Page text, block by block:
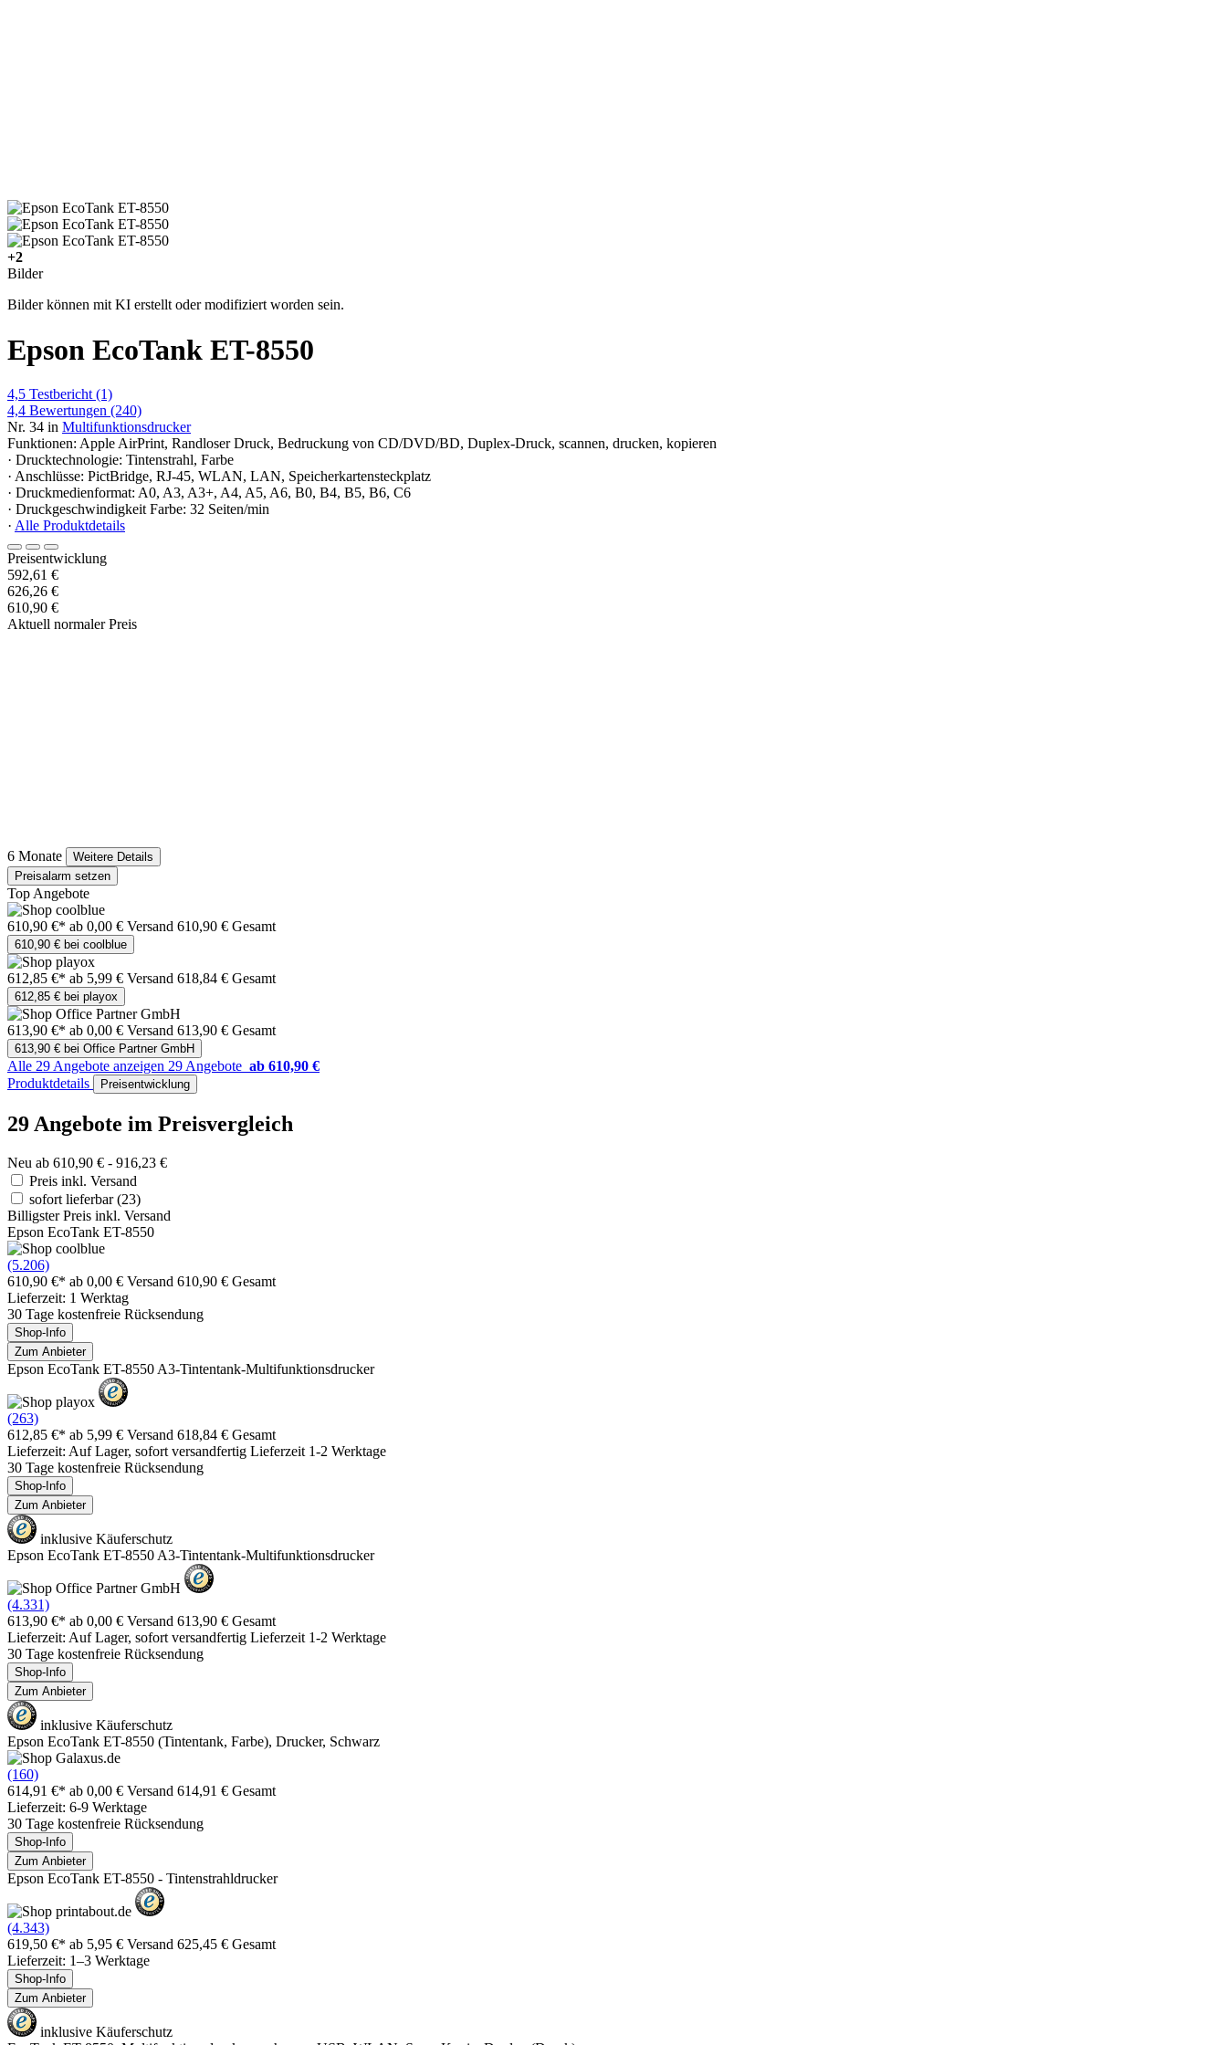
+2
Bilder
Bilder können mit KI erstellt oder modifiziert worden sein.
Epson EcoTank ET-8550
4,5 Testbericht (1)
4,4 Bewertungen (240)
Nr. 34 in Multifunktionsdrucker
Funktionen: Apple AirPrint, Randloser Druck, Bedruckung von CD/DVD/BD, Duplex-Druck, scannen, drucken, kopieren
· Drucktechnologie: Tintenstrahl, Farbe
· Anschlüsse: PictBridge, RJ-45, WLAN, LAN, Speicherkartensteckplatz
· Druckmedienformat: A0, A3, A3+, A4, A5, A6, B0, B4, B5, B6, C6
· Druckgeschwindigkeit Farbe: 32 Seiten/min
· Alle Produktdetails
Preisentwicklung
592,61 €
626,26 €
610,90 €
Aktuell normaler Preis
6 Monate
Weitere Details
Preisalarm setzen
Top Angebote
610,90 €* ab 0,00 € Versand 610,90 € Gesamt
610,90 € bei coolblue
612,85 €* ab 5,99 € Versand 618,84 € Gesamt
612,85 € bei playox
613,90 €* ab 0,00 € Versand 613,90 € Gesamt
613,90 € bei Office Partner GmbH
Alle 29 Angebote anzeigen 29 Angebote ab 610,90 €
Produktdetails
Preisentwicklung
29 Angebote im Preisvergleich
Neu ab 610,90 € - 916,23 €
Preis inkl. Versand
sofort lieferbar(23)
Billigster Preis inkl. Versand
Epson EcoTank ET-8550
(5.206)
610,90 €* ab 0,00 € Versand 610,90 € Gesamt
Lieferzeit: 1 Werktag
30 Tage kostenfreie Rücksendung
Shop-Info
Zum Anbieter
Epson EcoTank ET-8550 A3-Tintentank-Multifunktionsdrucker
(263)
612,85 €* ab 5,99 € Versand 618,84 € Gesamt
Lieferzeit: Auf Lager, sofort versandfertig Lieferzeit 1-2 Werktage
30 Tage kostenfreie Rücksendung
Shop-Info
Zum Anbieter
inklusive Käuferschutz
Epson EcoTank ET-8550 A3-Tintentank-Multifunktionsdrucker
(4.331)
613,90 €* ab 0,00 € Versand 613,90 € Gesamt
Lieferzeit: Auf Lager, sofort versandfertig Lieferzeit 1-2 Werktage
30 Tage kostenfreie Rücksendung
Shop-Info
Zum Anbieter
inklusive Käuferschutz
Epson EcoTank ET-8550 (Tintentank, Farbe), Drucker, Schwarz
(160)
614,91 €* ab 0,00 € Versand 614,91 € Gesamt
Lieferzeit: 6-9 Werktage
30 Tage kostenfreie Rücksendung
Shop-Info
Zum Anbieter
Epson EcoTank ET-8550 - Tintenstrahldrucker
(4.343)
619,50 €* ab 5,95 € Versand 625,45 € Gesamt
Lieferzeit: 1–3 Werktage
Shop-Info
Zum Anbieter
inklusive Käuferschutz